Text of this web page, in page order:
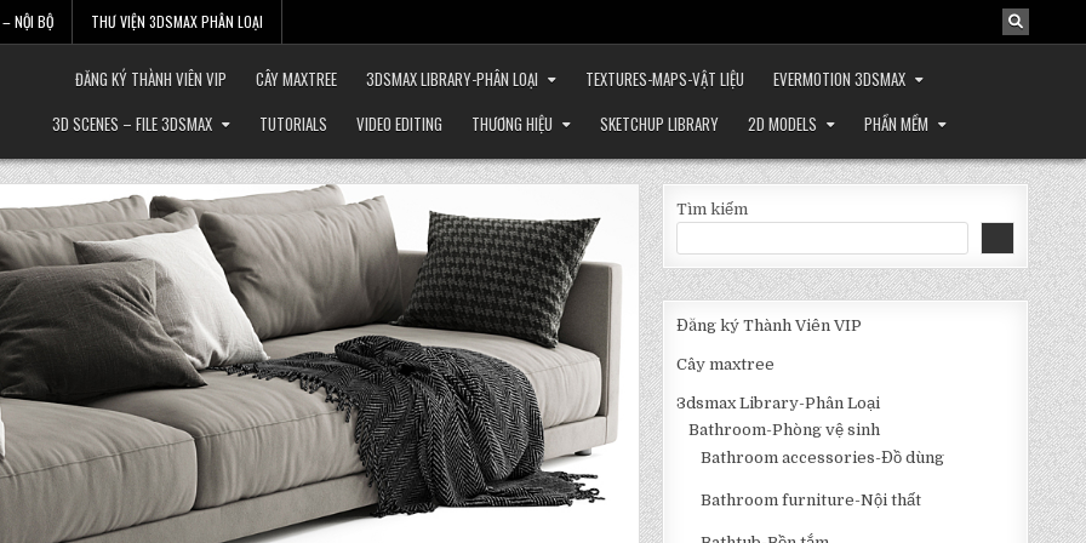
NỘI BỘ THƯ VIỆN 3DSMAX PHÂN LOẠI
ĐĂNG KÝ THÀNH VIÊN VIP CÂY MAXTREE 3DSMAX LIBRARY-PHÂN LOẠI TEXTURES-MAPS-VẬT LIỆU
EVERMOTION 3DSMAX
3D SCENES – FILE 3DSMAX
TUTORIALS VIDEO EDITING THƯƠNG HIỆU SKETCHUP LIBRARY 2D MODELS PHẦN MỀM
Tìm kiếm
Đăng ký Thành Viên VIP
Cây maxtree
3dsmax Library-Phân Loại
Bathroom-Phòng vệ sinh
Bathroom accessories-Đồ dùng
Bathroom furniture-Nội thất